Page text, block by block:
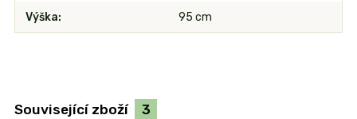
Výška 95 cm
Související zboží 3